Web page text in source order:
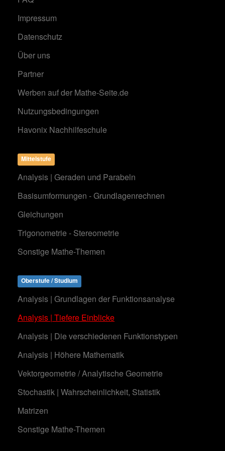
Impressum
Datenschutz
Über uns
Partner
Werben auf der Mathe-Seite.de
Nutzungsbedingungen
Havonix Nachhilfeschule
Mittelstufe
Analysis | Geraden und Parabeln
Basisumformungen - Grundlagenrechnen
Gleichungen
Trigonometrie - Stereometrie
Sonstige Mathe-Themen
Oberstufe / Studium
Analysis | Grundlagen der Funktionsanalyse
Analysis | Tiefere Einblicke
Analysis | Die verschiedenen Funktionstypen
Analysis | Höhere Mathematik
Vektorgeometrie / Analytische Geometrie
Stochastik | Wahrscheinlichkeit, Statistik
Matrizen
Sonstige Mathe-Themen